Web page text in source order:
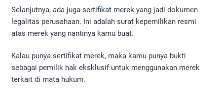
Selanjutnya, ada juga sertifikat merek yang jadi dokumen
legalitas perusahaan. Ini adalah surat kepemilikan resmi
atas merek yang nantinya kamu buat.
Kalau punya sertifikat merek, maka kamu punya bukti
sebagai pemilik hak eksklusif untuk menggunakan merek
terkait di mata hukum.